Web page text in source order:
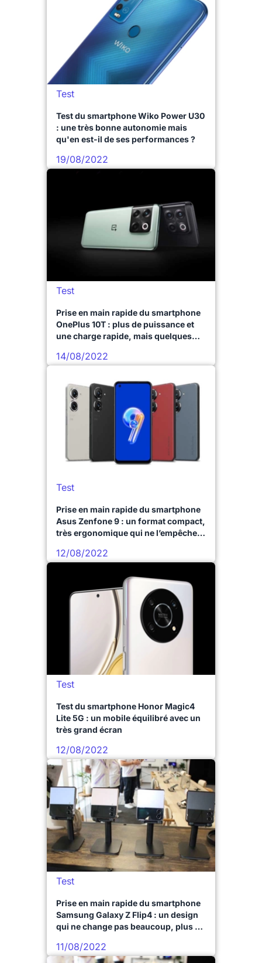
Test
Test du smartphone Wiko Power U30
: une très bonne autonomie mais
qu'en est-il de ses performances ?
19/08/2022
Test
Prise en main rapide du smartphone
OnePlus 10T : plus de puissance et
une charge rapide, mais quelques
14/08/2022
Test
Prise en main rapide du smartphone
Asus Zenfone 9 : un format compact,
très ergonomique qui ne l’empêche
12/08/2022
Test
Test du smartphone Honor Magic4
Lite 5G : un mobile équilibré avec un
très grand écran
12/08/2022
Test
Prise en main rapide du smartphone
Samsung Galaxy Z Flip4 : un design
qui ne change pas beaucoup, plus de
11/08/2022